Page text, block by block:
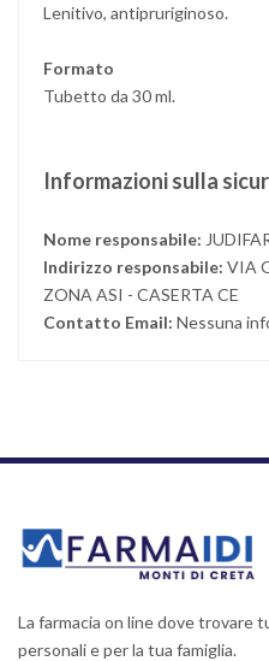
Lenitivo, antipruriginoso.
Formato
Tubetto da 30 ml.
Informazioni sulla
Nome responsabile:
Indirizzo responsabile: VIA
ZONA ASI - CASERTA CE
Contatto Email: Nessuna
La farmacia on line dove trovare
personali e per la tua famiglia.